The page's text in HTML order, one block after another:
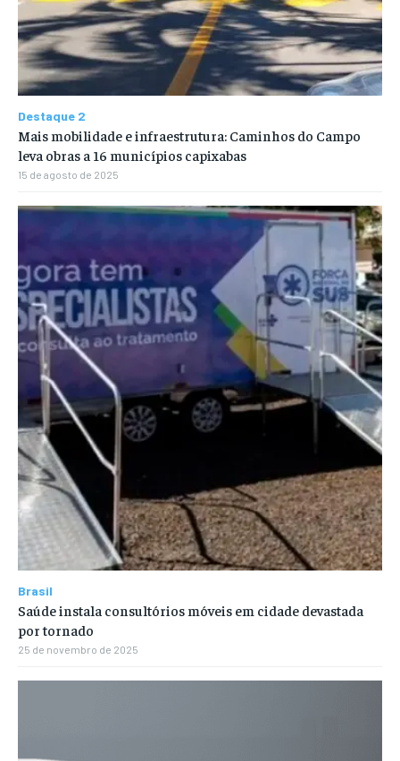
Destaque 2
Mais mobilidade e infraestrutura: Caminhos do Campo
leva obras a 16 municípios capixabas
15 de agosto de 2025
Brasil
Saúde instala consultórios móveis em cidade devastada
por tornado
25 de novembro de 2025